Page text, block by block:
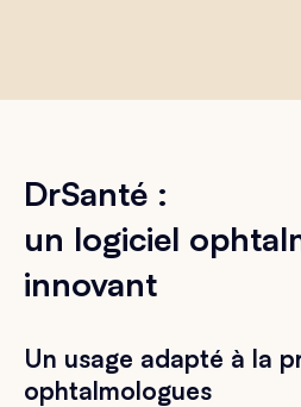
DrSanté :
un logiciel
innovant
Un usage adapté à la
ophtalmologues